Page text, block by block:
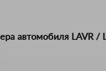
автомобиля LAVR /